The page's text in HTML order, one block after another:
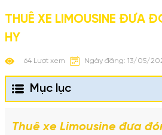
THUÊ XE LIMOUSINE ĐƯA
HY
64 Lượt xem Ngày đăng: 13/05/
Mục lục
Thuê xe Limousine đưa